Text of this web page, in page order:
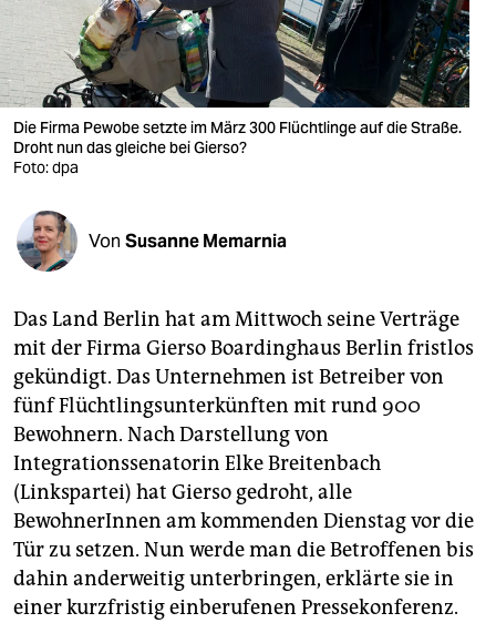
wahrheit
verlag
verlag
veranstaltungen
fragen & hilfe
abo
genossenschaft
epaper login
Die Firma Pewobe setzte im März 300 Flüchtlinge auf die Straße.
Droht nun das gleiche bei Gierso?
Foto: dpa
Von Susanne Memarnia
Das Land Berlin hat am Mittwoch seine Verträge
mit der Firma Gierso Boardinghaus Berlin fristlos
gekündigt. Das Unternehmen ist Betreiber von
fünf Flüchtlingsunterkünften mit rund 900
Bewohnern. Nach Darstellung von
Integrationssenatorin Elke Breitenbach
(Linkspartei) hat Gierso gedroht, alle
BewohnerInnen am kommenden Dienstag vor die
Tür zu setzen. Nun werde man die Betroffenen bis
dahin anderweitig unterbringen, erklärte sie in
einer kurzfristig einberufenen Pressekonferenz.